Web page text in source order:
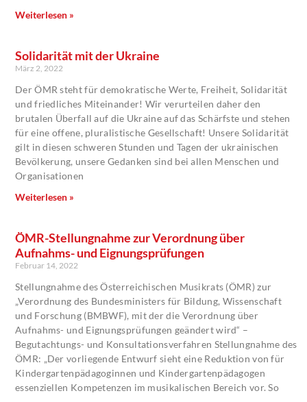
Weiterlesen »
Solidarität mit der Ukraine
März 2, 2022
Der ÖMR steht für demokratische Werte, Freiheit, Solidarität
und friedliches Miteinander! Wir verurteilen daher den
brutalen Überfall auf die Ukraine auf das Schärfste und stehen
für eine offene, pluralistische Gesellschaft! Unsere Solidarität
gilt in diesen schweren Stunden und Tagen der ukrainischen
Bevölkerung, unsere Gedanken sind bei allen Menschen und
Organisationen
Weiterlesen »
ÖMR-Stellungnahme zur Verordnung über
Aufnahms- und Eignungsprüfungen
Februar 14, 2022
Stellungnahme des Österreichischen Musikrats (ÖMR) zur
„Verordnung des Bundesministers für Bildung, Wissenschaft
und Forschung (BMBWF), mit der die Verordnung über
Aufnahms- und Eignungsprüfungen geändert wird“ –
Begutachtungs- und Konsultationsverfahren Stellungnahme des
ÖMR: „Der vorliegende Entwurf sieht eine Reduktion von für
Kindergartenpädagoginnen und Kindergartenpädagogen
essenziellen Kompetenzen im musikalischen Bereich vor. So